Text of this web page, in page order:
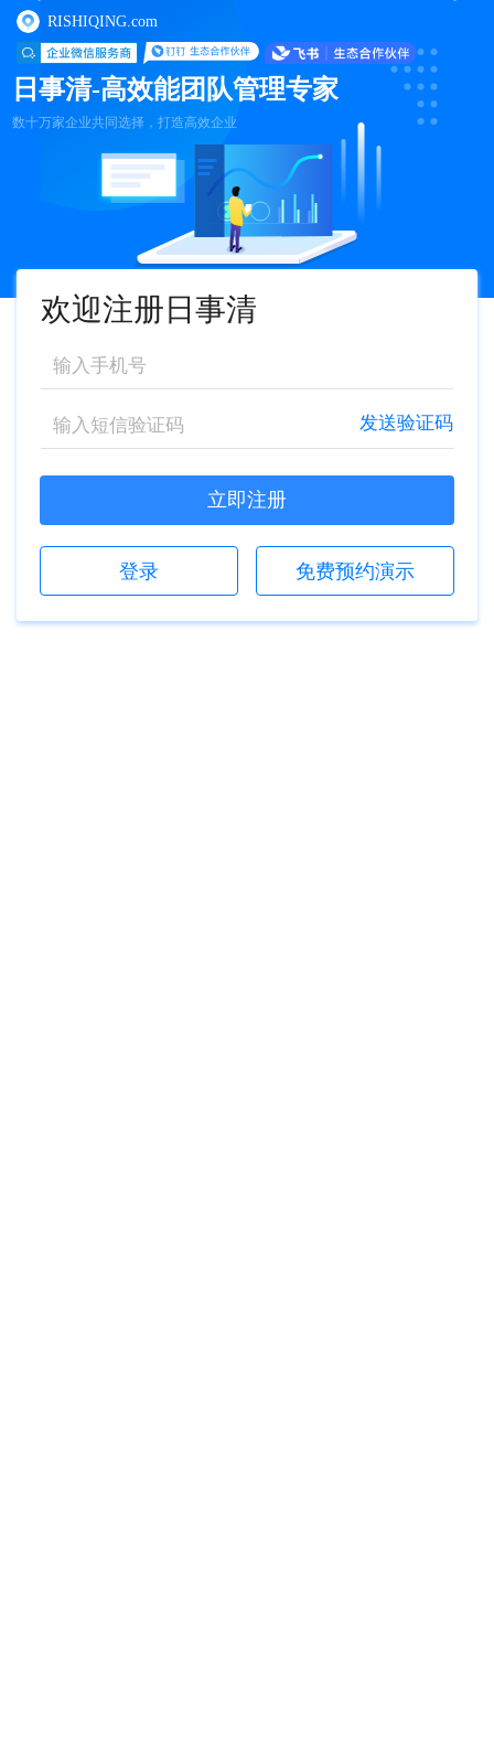
RISHIQING.com
日事清-高效能团队管理专家
数十万家企业共同选择，打造高效企业
欢迎注册日事清
发送验证码
立即注册
登录 免费预约演示